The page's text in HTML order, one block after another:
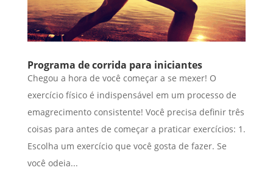
Programa de corrida para iniciantes
Chegou a hora de você começar a se mexer! O
exercício físico é indispensável em um processo de
emagrecimento consistente! Você precisa definir três
coisas para antes de começar a praticar exercícios: 1.
Escolha um exercício que você gosta de fazer. Se
você odeia...